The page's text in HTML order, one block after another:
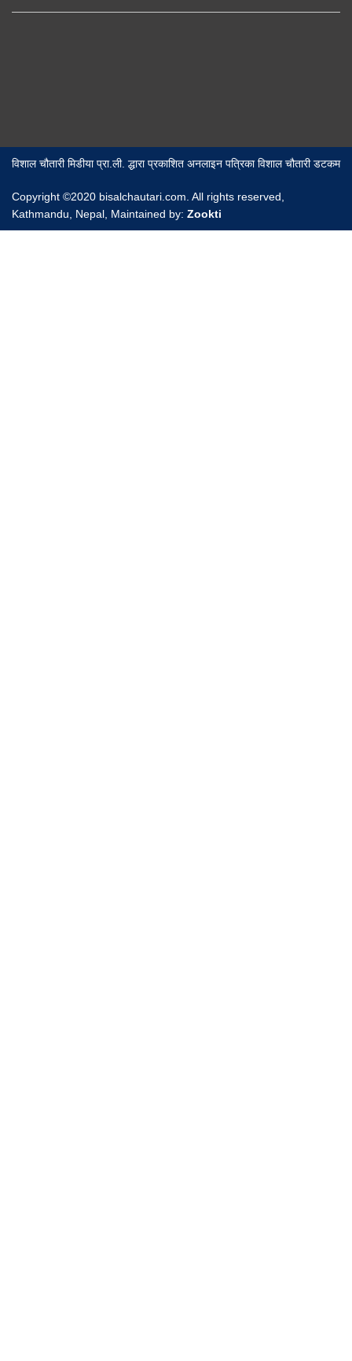
विशाल चौतारी मिडीया प्रा.ली. द्धारा प्रकाशित अनलाइन पत्रिका विशाल चौतारी डटकम
Copyright ©2020 bisalchautari.com. All rights reserved,
Kathmandu, Nepal, Maintained by: Zookti